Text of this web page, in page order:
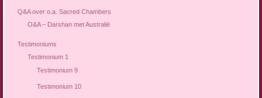
Q&A over o.a. Sacred Chambers
O&A – Darshan met Australië
Testimoniums
Testimonium 1
Testimonium 9
Testimonium 10